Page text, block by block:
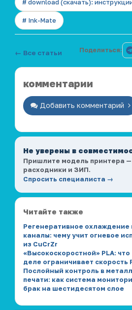
# download (скачать):
# Ink-Mate
← Все статьи Поделиться:
комментарии
Добавить комментарий
Не уверены в
Пришлите модель принтера
расходники и ЗИП.
Спросить специалиста →
Читайте также
Регенеративное охлаждение
каналы: чему учит огневое
из CuCrZr
«Высокоскоростной» PLA:
деле ограничивает скорость
Послойный контроль в
печати: как система
брак на шестидесятом слое